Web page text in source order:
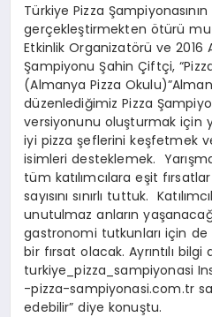
Türkiye Pizza Şampiyonasının
gerçekleştirmekten ötürü
Etkinlik Organizatörü ve 2016
Şampiyonu Şahin Çiftçi,
(Almanya Pizza
düzenlediğimiz Pizza
versiyonunu oluşturmak için
iyi pizza şeflerini keşfetmek
isimleri desteklemek.
tüm katılımcılara eşit
sayısını sınırlı tuttuk.
unutulmaz anların
gastronomi tutkunları için de
bir fırsat olacak. Ayrıntılı
turkiye_pizza_sampiyonasi
-pizza-sampiyonasi.com.tr
edebilir” diye konuştu.